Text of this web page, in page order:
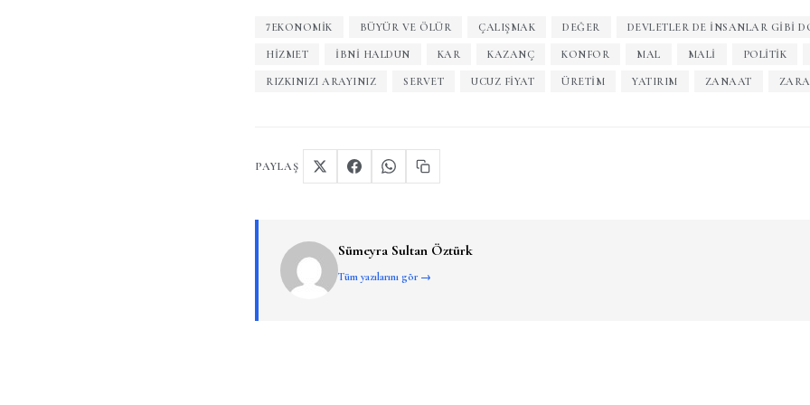
7EKONOMIK BÜYÜR VE ÖLÜR ÇALIŞMAK DEĞER DEVLETLER DE INSANLAR GIBI
HIZMET İBNI HALDUN KAR KAZANÇ KONFOR MAL MALI POLITIK
RIZKINIZI ARAYINIZ SERVET UCUZ FIYAT ÜRETIM YATIRIM ZANAAT
PAYLAŞ
Sümeyra Sultan Öztürk
Tüm yazılarını gör →